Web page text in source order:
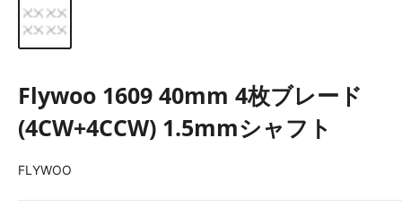
Flywoo 1609 40mm 4枚ブレード
(4CW+4CCW) 1.5mmシャフト
FLYWOO